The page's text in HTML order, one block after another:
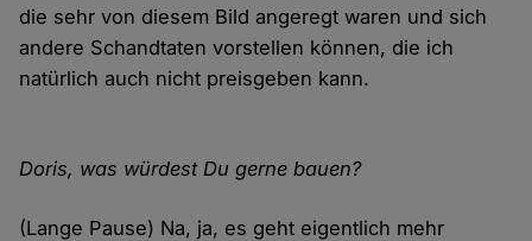
die sehr von diesem Bild angeregt waren und sich
andere Schandtaten vorstellen können, die ich
natürlich auch nicht preisgeben kann.
Doris, was würdest Du gerne bauen?
(Lange Pause) Na, ja, es geht eigentlich mehr